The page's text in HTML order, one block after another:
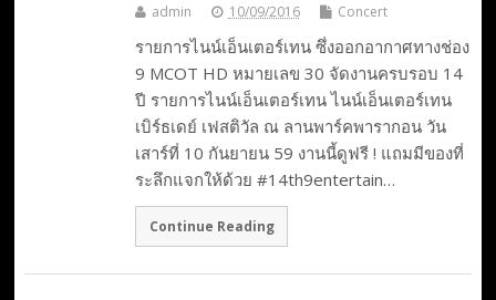
admin 10/09/2016 Concert
รายการไนน์เอ็นเตอร์เทน ซึ่งออกอากาศทางช่อง
9 MCOT HD หมายเลข 30 จัดงานครบรอบ 14
ปี รายการไนน์เอ็นเตอร์เทน ไนน์เอ็นเตอร์เทน
เบิร์ธเดย์ เฟสติวัล ณ ลานพาร์คพารากอน วัน
เสาร์ที่ 10 กันยายน 59 งานนี้ดูฟรี ! แถมมีของที่
ระลึกแจกให้ด้วย #14th9entertain…
Continue Reading